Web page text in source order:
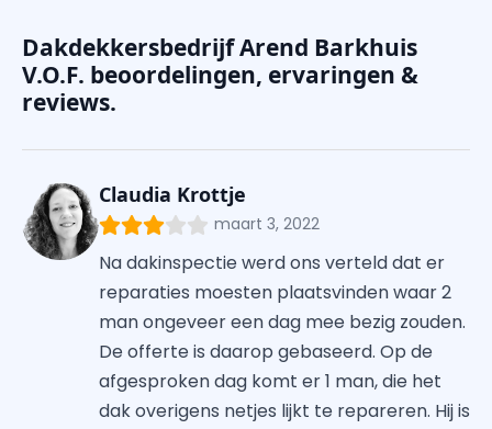
Dakdekkersbedrijf Arend Barkhuis
V.O.F. beoordelingen, ervaringen &
reviews.
Claudia Krottje
maart 3, 2022
Na dakinspectie werd ons verteld dat er
reparaties moesten plaatsvinden waar 2
man ongeveer een dag mee bezig zouden.
De offerte is daarop gebaseerd. Op de
afgesproken dag komt er 1 man, die het
dak overigens netjes lijkt te repareren. Hij is